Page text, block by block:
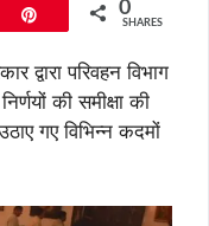
0
SHARES
द्वारा परिवहन विभाग
की समीक्षा की
गए विभिन्न कदमों